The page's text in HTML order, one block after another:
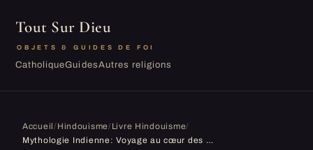
Tout Sur Dieu
OBJETS & GUIDES DE FOI
CatholiqueGuidesAutres religions
Accueil/ Hindouisme/ Livre Hindouisme/
Mythologie Indienne: Voyage au cœur des Mythes Indiens, à la découverte des Dieux, Héros et Monstres de la Culture Indienne